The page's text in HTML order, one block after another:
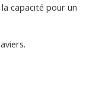
capacité pour un